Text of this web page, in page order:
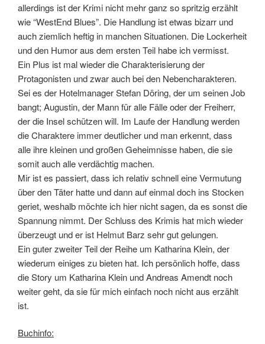
allerdings ist der Krimi nicht mehr ganz so spritzig erzählt
wie “WestEnd Blues”. Die Handlung ist etwas bizarr und
auch ziemlich heftig in manchen Situationen. Die Lockerheit
und den Humor aus dem ersten Teil habe ich vermisst.
Ein Plus ist mal wieder die Charakterisierung der
Protagonisten und zwar auch bei den Nebencharakteren.
Sei es der Hotelmanager Stefan Döring, der um seinen Job
bangt; Augustin, der Mann für alle Fälle oder der Freiherr,
der die Insel schützen will. Im Laufe der Handlung werden
die Charaktere immer deutlicher und man erkennt, dass
alle ihre kleinen und großen Geheimnisse haben, die sie
somit auch alle verdächtig machen.
Mir ist es passiert, dass ich relativ schnell eine Vermutung
über den Täter hatte und dann auf einmal doch ins Stocken
geriet, weshalb möchte ich hier nicht sagen, da es sonst die
Spannung nimmt. Der Schluss des Krimis hat mich wieder
überzeugt und er ist Helmut Barz sehr gut gelungen.
Ein guter zweiter Teil der Reihe um Katharina Klein, der
wiederum einiges zu bieten hat. Ich persönlich hoffe, dass
die Story um Katharina Klein und Andreas Amendt noch
weiter geht, da sie für mich einfach noch nicht aus erzählt
ist.
Buchinfo: